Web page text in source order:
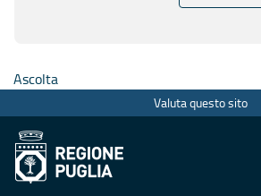
Ascolta
Valuta questo sito